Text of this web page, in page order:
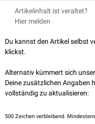
Pathophysiologie ist jedoch
Beim Argyll-Robertson-
beidseitige Störung. Ein
Es liegen seitengleich enge
schlecht auf Licht reagieren. Bei
Artikelinhalt ist veraltet?
Hier melden
Du kannst den Artikel selbst
klickst.
Alternativ kümmert sich
Deine zusätzlichen Angaben
vollständig zu aktualisieren:
500 Zeichen verbleibend.